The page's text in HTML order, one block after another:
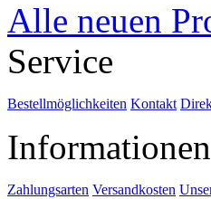
Alle neuen
Service
Bestellmöglichkeiten Kontakt
Informationen
Zahlungsarten Versandkosten